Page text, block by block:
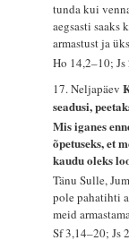
tunda kui
aegsasti
armastust ja
Ho 14,2–10; Js
17. Neljapäev
seadusi,
Mis iganes
õpetuseks, et
kaudu oleks
Tänu Sulle,
pole pahatihti
meid
Sf 3,14–20; Js